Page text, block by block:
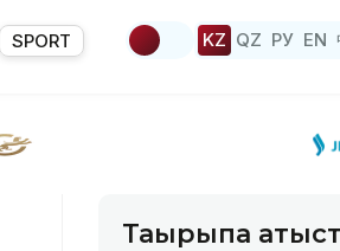
SPORT KZ QZ РУ EN
Тақырыпқа